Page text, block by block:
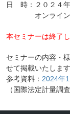
日 時：２０２４
オンライン開
本セミナーは終了し
セミナーの内容・
せて掲載いたします
参考資料： 2024年
（国際法定計量調